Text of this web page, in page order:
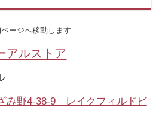
ージへ移動します
アルストア
み野4-38-9 レイクフィルドビ